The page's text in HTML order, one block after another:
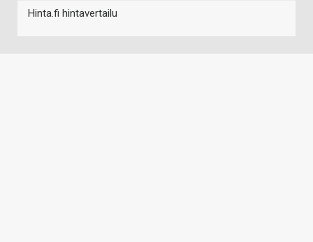
Hinta.fi hintavertailu